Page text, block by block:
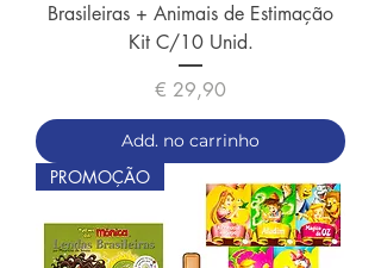
Brasileiras + Animais de Estimação
Kit C/10 Unid.
Preço
€ 29,90
Add. no carrinho
PROMOÇÃO